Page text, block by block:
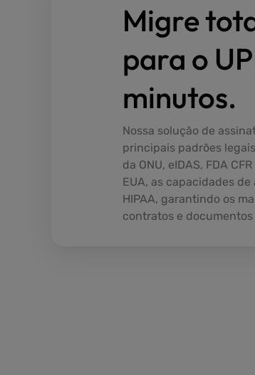
Migre
para o
minutos.
Nossa solução de
principais padrões
da ONU, eIDAS, FDA
EUA, as capacidades
HIPAA, garantindo os
contratos e